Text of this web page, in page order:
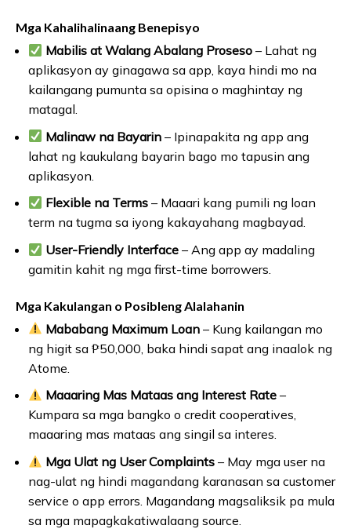
Mga Kahalihalinaang Benepisyo
Mabilis at Walang Abalang Proseso – Lahat ng
aplikasyon ay ginagawa sa app, kaya hindi mo na
kailangang pumunta sa opisina o maghintay ng
matagal.
Malinaw na Bayarin – Ipinapakita ng app ang
lahat ng kaukulang bayarin bago mo tapusin ang
aplikasyon.
Flexible na Terms – Maaari kang pumili ng loan
term na tugma sa iyong kakayahang magbayad.
User-Friendly Interface – Ang app ay madaling
gamitin kahit ng mga first-time borrowers.
Mga Kakulangan o Posibleng Alalahanin
Mababang Maximum Loan – Kung kailangan mo
ng higit sa ₱50,000, baka hindi sapat ang inaalok ng
Atome.
Maaaring Mas Mataas ang Interest Rate –
Kumpara sa mga bangko o credit cooperatives,
maaaring mas mataas ang singil sa interes.
Mga Ulat ng User Complaints – May mga user na
nag-ulat ng hindi magandang karanasan sa customer
service o app errors. Magandang magsaliksik pa mula
sa mga mapagkakatiwalaang source.